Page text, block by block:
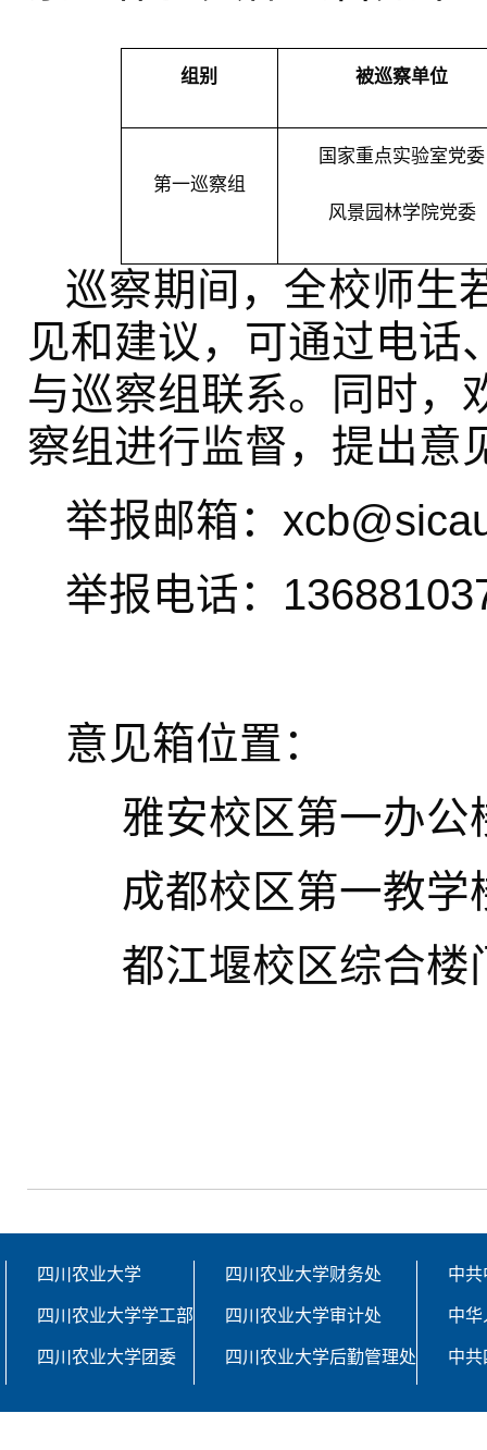
组别 被巡察单位
第一巡察组
国家重点实验室党委
风景园林学院党委
巡察期间，全校师生
见和建议，可通过电话
与巡察组联系。同时，
察组进行监督，提出意
举报邮箱：
举报电话：
意见箱位置：
雅安校区第一办公
成都校区第一教学
都江堰校区综合楼
四川农业大学
四川农业大学学工部
四川农业大学团委
四川农业大学财务处
四川农业大学审计处
四川农业大学后勤管理处
中
中
中